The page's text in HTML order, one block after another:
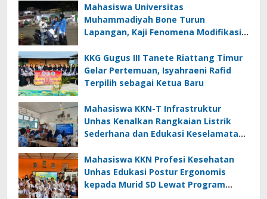
Mahasiswa Universitas
Muhammadiyah Bone Turun
Lapangan, Kaji Fenomena Modifikasi
FOTOFOBIA
KKG Gugus III Tanete Riattang Timur
Gelar Pertemuan, Isyahraeni Rafid
Terpilih sebagai Ketua Baru
Mahasiswa KKN-T Infrastruktur
Unhas Kenalkan Rangkaian Listrik
Sederhana dan Edukasi Keselamatan
Langkeang
Mahasiswa KKN Profesi Kesehatan
Unhas Edukasi Postur Ergonomis
kepada Murid SD Lewat Program